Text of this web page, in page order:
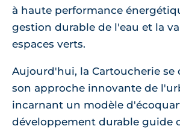
à haute performance
gestion durable de l'eau et la
espaces verts.
Aujourd'hui, la Cartoucherie se
son approche innovante de
incarnant un modèle
développement durable guide